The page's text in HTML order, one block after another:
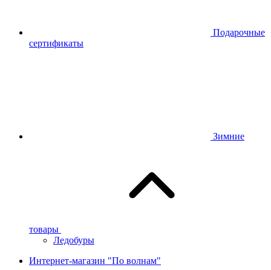
Подарочные
сертификаты
Зимние
товары
Ледобуры
Интернет-магазин "По волнам"